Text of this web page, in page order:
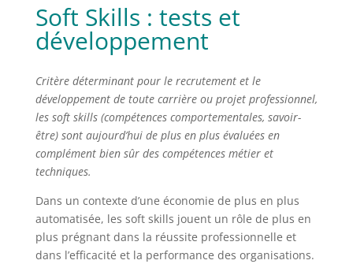
Soft Skills : tests et
développement
Critère déterminant pour le recrutement et le
développement de toute carrière ou projet professionnel,
les soft skills (compétences comportementales, savoir-
être) sont aujourd’hui de plus en plus évaluées en
complément bien sûr des compétences métier et
techniques.
Dans un contexte d’une économie de plus en plus
automatisée, les soft skills jouent un rôle de plus en
plus prégnant dans la réussite professionnelle et
dans l’efficacité et la performance des organisations.